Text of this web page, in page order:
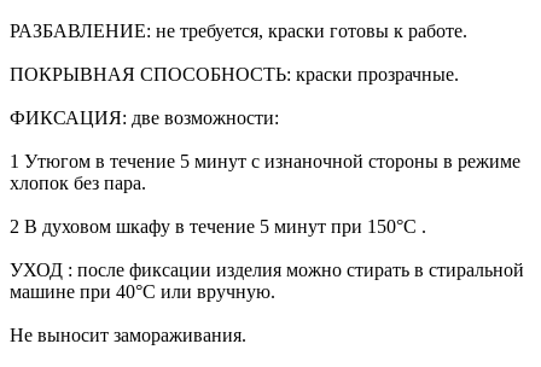
РАЗБАВЛЕНИЕ: не требуется, краски готовы к работе.
ПОКРЫВНАЯ СПОСОБНОСТЬ: краски прозрачные.
ФИКСАЦИЯ: две возможности:
1 Утюгом в течение 5 минут с изнаночной стороны в режиме
хлопок без пара.
2 В духовом шкафу в течение 5 минут при 150°C .
УХОД : после фиксации изделия можно стирать в стиральной
машине при 40°C или вручную.
Не выносит замораживания.